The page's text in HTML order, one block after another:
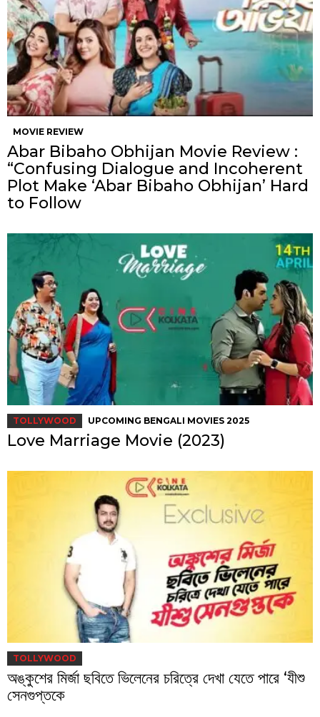
MOVIE REVIEW
Abar Bibaho Obhijan Movie Review :
“Confusing Dialogue and Incoherent
Plot Make ‘Abar Bibaho Obhijan’ Hard
to Follow
TOLLYWOOD UPCOMING BENGALI MOVIES 2025
Love Marriage Movie (2023)
TOLLYWOOD
অঙ্কুশের মির্জা ছবিতে ভিলেনের চরিত্রে দেখা যেতে পারে ‘যীশু
সেনগুপ্তকে